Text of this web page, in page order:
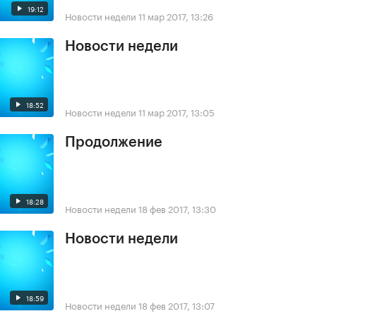
19:12 Новости недели 11 мар 2017, 13:26
18:52
Новости недели
Новости недели 11 мар 2017, 13:05
18:28
Продолжение
Новости недели 18 фев 2017, 13:30
18:59
Новости недели
Новости недели 18 фев 2017, 13:07